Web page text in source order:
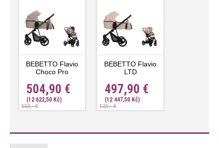
BEBETTO Flavio
Choco Pro
504,90 €
(12 622,50 Kč)
559,- €
BEBETTO Flavio
LTD
497,90 €
(12 447,50 Kč)
535,- €